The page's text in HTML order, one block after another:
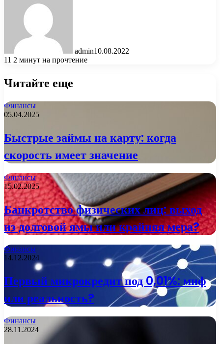
admin10.08.2022
11 2 минут на прочтение
Читайте еще
Финансы
05.04.2025
Быстрые займы на карту: когда
скорость имеет значение
Финансы
15.02.2025
Банкротство физических лиц: выход
из долговой ямы или крайняя мера?
Финансы
14.12.2024
Первый микрокредит под 0,01%: миф
или реальность?
Финансы
28.11.2024